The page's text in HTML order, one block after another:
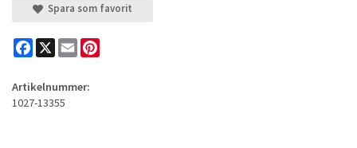
Spara som favorit
Facebook
X Email
Artikelnummer:
1027-13355